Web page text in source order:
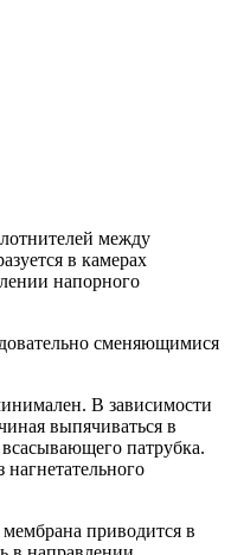
между
в камерах
напорного
сменяющимися
В зависимости
выпячиваться в
патрубка.
приводится в